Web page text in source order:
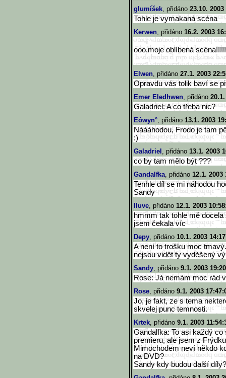
glumíšek, přidáno 23.10. 2003
Tohle je vymakaná scéna
Kerwen, přidáno 16.2. 2003
ooo,moje oblíbená scéna!!!!!
Elwen, přidáno 27.1. 2003
Opravdu vás tolik baví se
Emer Eledhwen, přidáno
Galadriel: A co třeba nic?
Eówyn°, přidáno 13.1. 2003
Náááhodou, Frodo je tam
:)
Galadriel , přidáno 13.1. 2003
co by tam mělo být ???
Gandalfka, přidáno 12.1. 2003
Tenhle díl se mi náhodou
Sandy
Iluve, přidáno 12.1. 2003
hmmm tak tohle mě
jsem čekala víc
Depy, přidáno 10.1. 2003
A není to trošku moc
nejsou vidět ty vyděšený
Sandy, přidáno 9.1. 2003
Rose: Já nemám moc rád
Rose, přidáno 9.1. 2003
Jo, je fakt, ze s tema
skvelej punc temnosti.
Krtek, přidáno 9.1. 2003
Gandalfka: To asi každý
premieru, ale jsem z
Mimochodem neví někdo
na DVD?
Sandy kdy budou další